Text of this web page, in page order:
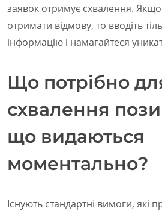
заявок отримує схвалення.
отримати відмову, то вводіть
інформацію і намагайтеся
Що потрібно
схвалення
що видаються
моментально?
Існують стандартні вимоги, які